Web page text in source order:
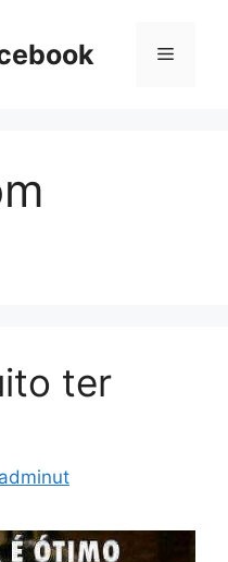
Menu
ter
adminut